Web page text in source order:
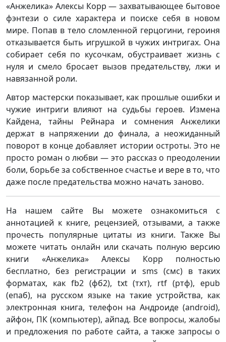
«Анжелика» Алексы Корр — захватывающее бытовое
фэнтези о силе характера и поиске себя в новом
мире. Попав в тело сломленной герцогини, героиня
отказывается быть игрушкой в чужих интригах. Она
собирает себя по кусочкам, обустраивает жизнь с
нуля и смело бросает вызов предательству, лжи и
навязанной роли.
Автор мастерски показывает, как прошлые ошибки и
чужие интриги влияют на судьбы героев. Измена
Кайдена, тайны Рейнара и сомнения Анжелики
держат в напряжении до финала, а неожиданный
поворот в конце добавляет истории остроты. Это не
просто роман о любви — это рассказ о преодолении
боли, борьбе за собственное счастье и вере в то, что
даже после предательства можно начать заново.
На нашем сайте Вы можете ознакомиться с
аннотацией к книге, рецензией, отзывами, а также
прочесть популярные цитаты из книги. Также Вы
можете читать онлайн или скачать полную версию
книги «Анжелика» Алексы Корр полностью
бесплатно, без регистрации и sms (смс) в таких
форматах, как fb2 (фб2), txt (тхт), rtf (ртф), epub
(епаб), на русском языке на такие устройства, как
электронная книга, телефон на Андроиде (android),
айфон, ПК (компьютер), айпад. Все вопросы, жалобы
и предложения по работе сайта, а также запросы о